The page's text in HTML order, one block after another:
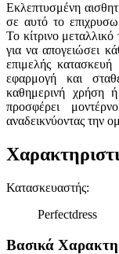
Εκλεπτυσμένη
σε αυτό το
Το κίτρινο
για να απογειώσει
επιμελής κατασκευή
εφαρμογή και
καθημερινή χρήση ή
προσφέρει
αναδεικνύοντας την
Κατασκευαστής:
Perfectdress
Βασικά